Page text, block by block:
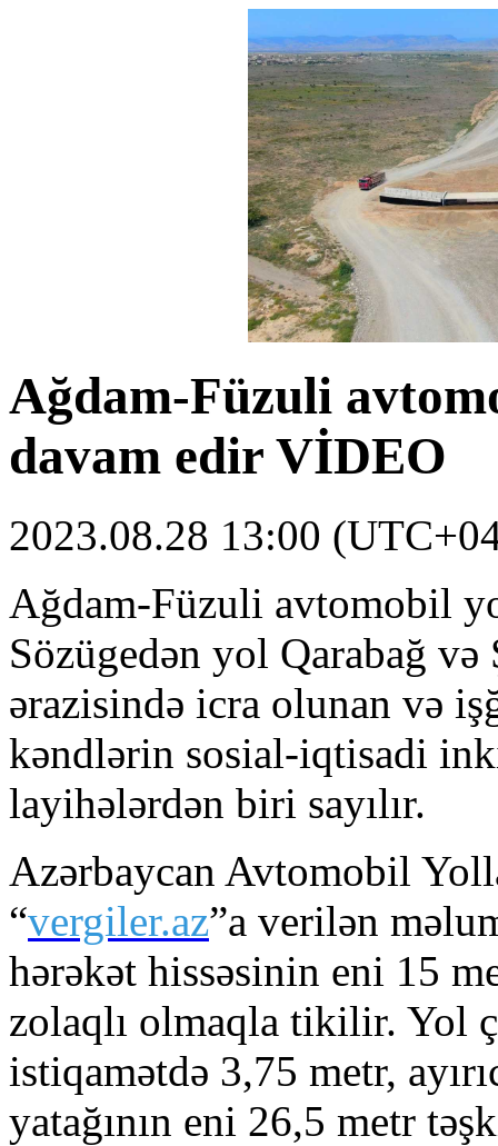
Ağdam-Füzuli
davam edir VİDEO
2023.08.28 13:00
Ağdam-Füzuli avtomobil
Sözügedən yol Qarabağ
ərazisində icra olunan və
kəndlərin sosial-iqtisadi
layihələrdən biri sayılır.
Azərbaycan Avtomobil
“vergiler.az”a verilən
hərəkət hissəsinin eni 15
zolaqlı olmaqla tikilir. Yol
istiqamətdə 3,75 metr,
yatağının eni 26,5 metr